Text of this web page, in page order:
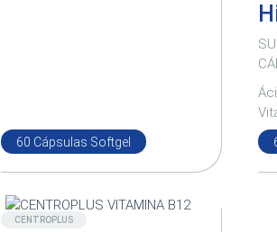
60 Cápsulas Softgel
Novo
CENTROPLUS